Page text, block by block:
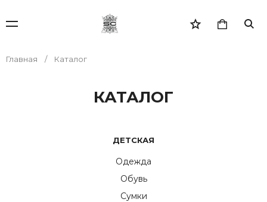
Главная Каталог
КАТАЛОГ
ДЕТСКАЯ
Одежда
Обувь
Сумки